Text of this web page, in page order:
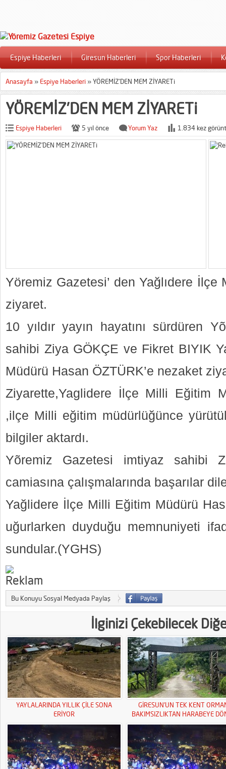
Espiye Haberleri Giresun Haberleri Spor Haberleri
Anasayfa » Espiye Haberleri »YÖREMİZ’DEN MEM ZİYARETi
YÖREMİZ’DEN MEM ZİYARETi
Espiye Haberleri 5 yıl önce Yorum Yaz 1.834 kez
Yöremiz Gazetesi’ den Yağlıdere
ziyaret.
10 yıldır yayın hayatını sürdüren
sahibi Ziya GÖKÇE ve Fikret BIYIK
Müdürü Hasan ÖZTÜRK’e nezaket
Ziyarette,Yaglidere İlçe Milli Eğitim
,ilçe Milli eğitim müdürlüğünce
bilgiler aktardı.
Yõremiz Gazetesi imtiyaz sahibi
camiasına çalışmalarında başarılar
Yağlidere İlçe Milli Eğitim Müdürü
uğurlarken duyduğu memnuniyeti
sundular.(YGHS)
Bu Konuyu Sosyal Medyada Paylaş
İlginizi Çekebilecek
YAYLALARINDA YILLIK ÇİLE SONA
ERİYOR
GİRESUN’UN TEK KENT
BAKIMSIZLIKTAN HARABEYE